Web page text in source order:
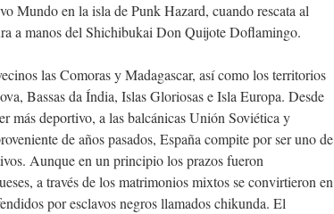
Mundo en la isla de Punk Hazard, cuando rescata al
a manos del Shichibukai Don Quijote Doflamingo.
las Comoras y Madagascar, así como los territorios
Bassas da Índia, Islas Gloriosas e Isla Europa. Desde
más deportivo, a las balcánicas Unión Soviética y
de años pasados, España compite por ser uno de
Aunque en un principio los prazos fueron
a través de los matrimonios mixtos se convirtieron en
por esclavos negros llamados chikunda. El